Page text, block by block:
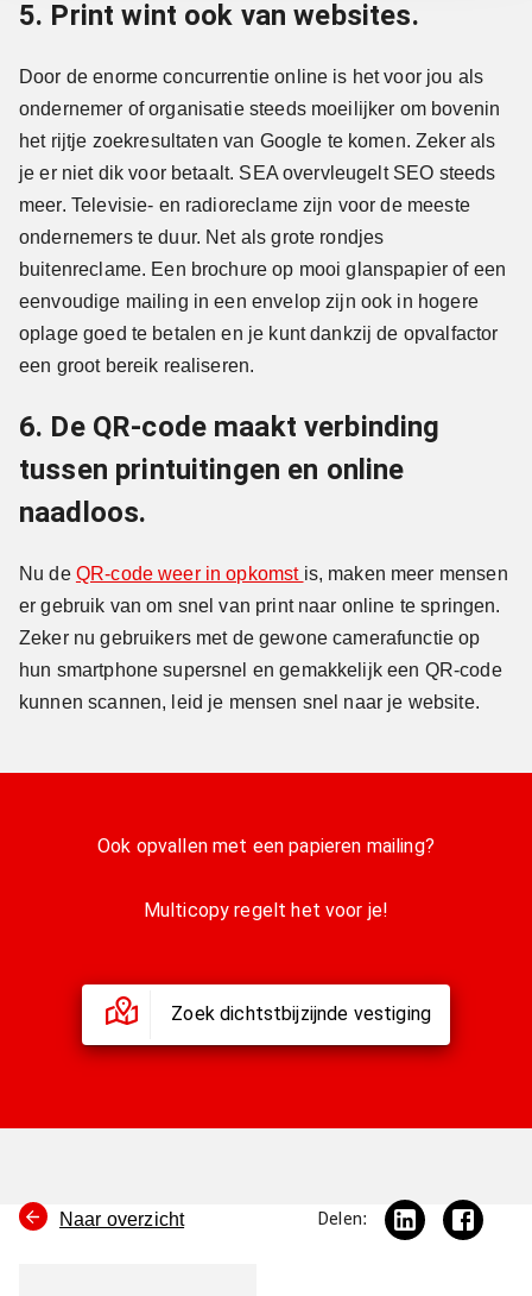
5. Print wint ook van websites.
Door de enorme concurrentie online is het voor jou als
ondernemer of organisatie steeds moeilijker om bovenin
het rijtje zoekresultaten van Google te komen. Zeker als
je er niet dik voor betaalt. SEA overvleugelt SEO steeds
meer. Televisie- en radioreclame zijn voor de meeste
ondernemers te duur. Net als grote rondjes
buitenreclame. Een brochure op mooi glanspapier of een
eenvoudige mailing in een envelop zijn ook in hogere
oplage goed te betalen en je kunt dankzij de opvalfactor
een groot bereik realiseren.
6. De QR-code maakt verbinding
tussen printuitingen en online
naadloos.
Nu de QR-code weer in opkomst is, maken meer mensen
er gebruik van om snel van print naar online te springen.
Zeker nu gebruikers met de gewone camerafunctie op
hun smartphone supersnel en gemakkelijk een QR-code
kunnen scannen, leid je mensen snel naar je website.
Ook opvallen met een papieren mailing?
Multicopy regelt het voor je!
Zoek dichtstbijzijnde vestiging
Naar overzicht Delen: